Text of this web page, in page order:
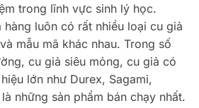
trong lĩnh vực sinh lý học.
hàng luôn có rất nhiều loại cu giả
mẫu mã khác nhau. Trong số
cu giả siêu mỏng, cu giả có
lớn như Durex, Sagami,
những sản phẩm bán chạy nhất.